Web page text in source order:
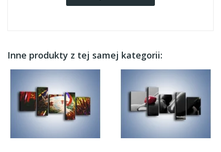
Inne produkty z tej samej kategorii: